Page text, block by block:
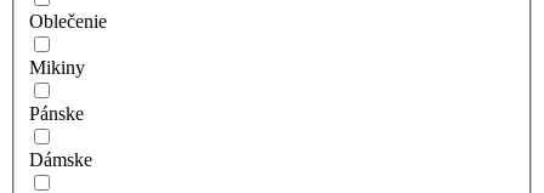
Oblečenie
Mikiny
Pánske
Dámske